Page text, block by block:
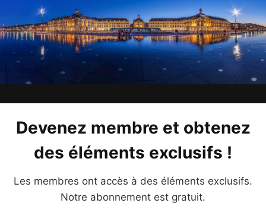
Devenez membre et obtenez
des éléments exclusifs !
Les membres ont accès à des éléments exclusifs.
Notre abonnement est gratuit.